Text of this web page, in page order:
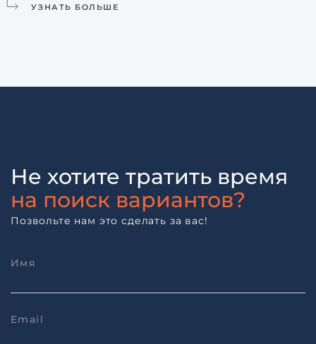
УЗНАТЬ БОЛЬШЕ
Не хотите тратить время
на поиск вариантов?
Позвольте нам это сделать за вас!